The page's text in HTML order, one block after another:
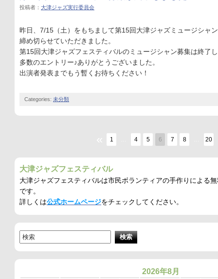
投稿者： 大津ジャズ実行委員会
昨日、7/15（土）をもちまして第15回大津ジャズミュージシャ
締め切らせていただきました。
第15回大津ジャズフェスティバルのミュージシャン募集は終了
多数のエントリー♪ありがとうございました。
出演者発表までもう暫くお待ちください！
Categories: 未分類
« 1 4 5 6 7 8 20
大津ジャズフェスティバル
大津ジャズフェスティバルは市民ボランティアの手作りによる
です。
詳しくは公式ホームページをチェックしてください。
2026年8月